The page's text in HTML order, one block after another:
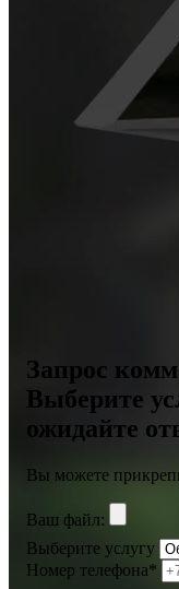
Запрос
Выберите
ожидайте
Вы можете
Ваш файл:
Выберите услугу
Номер телефона*